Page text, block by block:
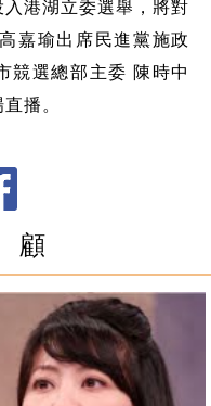
港湖立委選舉，將對
嘉瑜出席民進黨施政
競選總部主委 陳時中
播。
顧